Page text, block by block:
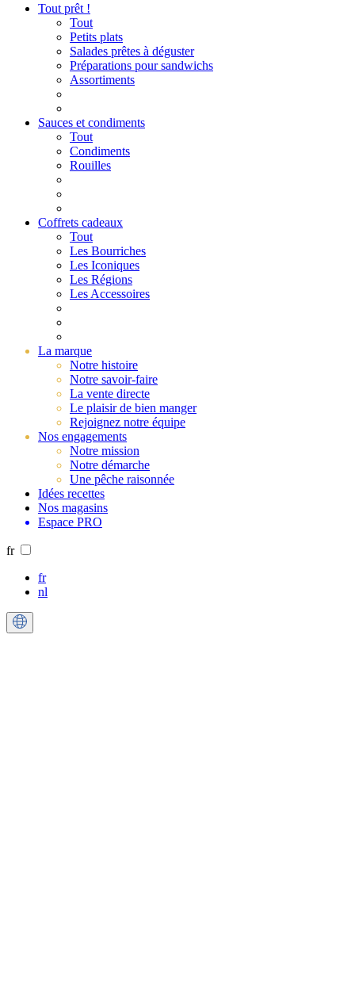
Tout prêt !
Tout
Petits plats
Salades prêtes à déguster
Préparations pour sandwichs
Assortiments
Sauces et condiments
Tout
Condiments
Rouilles
Coffrets cadeaux
Tout
Les Bourriches
Les Iconiques
Les Régions
Les Accessoires
La marque
Notre histoire
Notre savoir-faire
La vente directe
Le plaisir de bien manger
Rejoignez notre équipe
Nos engagements
Notre mission
Notre démarche
Une pêche raisonnée
Idées recettes
Nos magasins
Espace PRO
fr
fr
nl